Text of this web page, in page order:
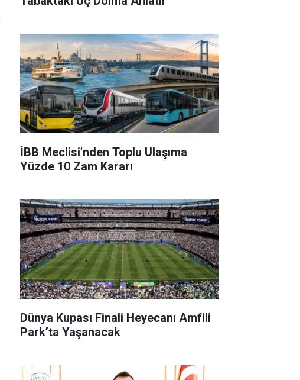
İBB Meclisi'nden Toplu Ulaşıma
Yüzde 10 Zam Kararı
Dünya Kupası Finali Heyecanı Amfili
Park’ta Yaşanacak